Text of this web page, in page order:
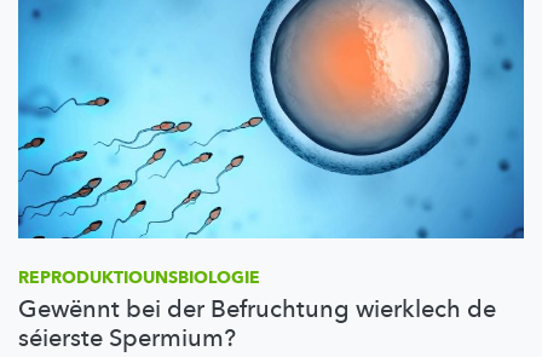
REPRODUKTIOUNSBIOLOGIE
Gewënnt bei der Befruchtung wierklech de
séierste Spermium?